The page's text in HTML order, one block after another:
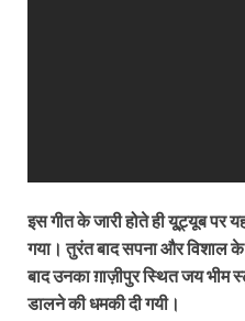
इस गीत के जारी होते ही यू्ट्यूब पर
गया। तुरंत बाद सपना और
बाद उनका ग़ाज़ीपुर स्थित जय भीम
डालने की धमकी दी गयी।